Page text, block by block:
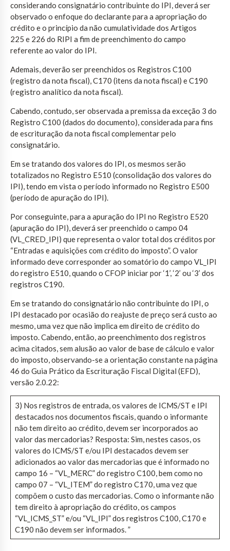
considerando consignatário contribuinte do IPI, deverá ser
observado o enfoque do declarante para a apropriação do
crédito e o princípio da não cumulatividade dos Artigos
225 e 226 do RIPI a fim de preenchimento do campo
referente ao valor do IPI.
Ademais, deverão ser preenchidos os Registros C100
(registro da nota fiscal), C170 (itens da nota fiscal) e C190
(registro analítico da nota fiscal).
Cabendo, contudo, ser observada a premissa da exceção 3 do
Registro C100 (dados do documento), considerada para fins
de escrituração da nota fiscal complementar pelo
consignatário.
Em se tratando dos valores do IPI, os mesmos serão
totalizados no Registro E510 (consolidação dos valores do
IPI), tendo em vista o período informado no Registro E500
(período de apuração do IPI).
Por conseguinte, para a apuração do IPI no Registro E520
(apuração do IPI), deverá ser preenchido o campo 04
(VL_CRED_IPI) que representa o valor total dos créditos por
“Entradas e aquisições com crédito do imposto”. O valor
informado deve corresponder ao somatório do campo VL_IPI
do registro E510, quando o CFOP iniciar por ‘1’, ‘2’ ou ‘3’ dos
registros C190.
Em se tratando do consignatário não contribuinte do IPI, o
IPI destacado por ocasião do reajuste de preço será custo ao
mesmo, uma vez que não implica em direito de crédito do
imposto. Cabendo, então, ao preenchimento dos registros
acima citados, sem alusão ao valor de base de cálculo e valor
do imposto, observando-se a orientação constante na página
46 do Guia Prático da Escrituração Fiscal Digital (EFD),
versão 2.0.22:
3) Nos registros de entrada, os valores de ICMS/ST e IPI
destacados nos documentos fiscais, quando o informante
não tem direito ao crédito, devem ser incorporados ao
valor das mercadorias? Resposta: Sim, nestes casos, os
valores do ICMS/ST e/ou IPI destacados devem ser
adicionados ao valor das mercadorias que é informado no
campo 16 – “VL_MERC” do registro C100, bem como no
campo 07 – “VL_ITEM” do registro C170, uma vez que
compõem o custo das mercadorias. Como o informante não
tem direito à apropriação do crédito, os campos
“VL_ICMS_ST” e/ou “VL_IPI” dos registros C100, C170 e
C190 não devem ser informados. ”